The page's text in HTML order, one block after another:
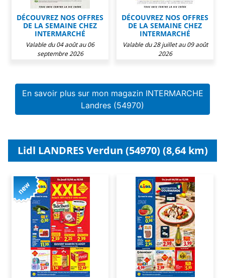
DÉCOUVREZ NOS OFFRES
DE LA SEMAINE CHEZ
INTERMARCHÉ
Valable du 04 août au 06
septembre 2026
DÉCOUVREZ NOS OFFRES
DE LA SEMAINE CHEZ
INTERMARCHÉ
Valable du 28 juillet au 09 août
2026
En savoir plus sur mon magazin INTERMARCHE
Landres (54970)
Lidl LANDRES Verdun (54970) (8,64 km)